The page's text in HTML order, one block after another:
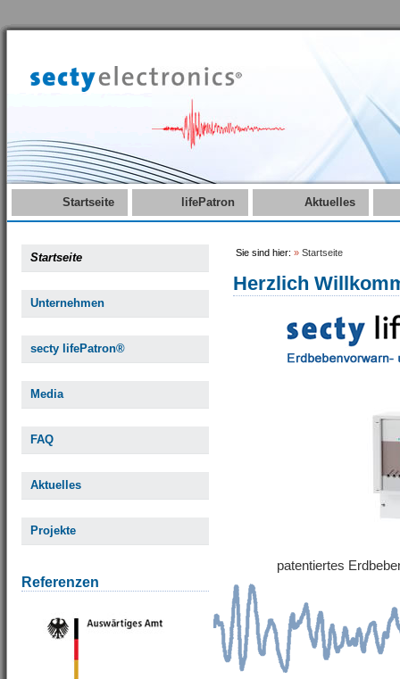
Startseite lifePatron Aktuelles
Startseite
Unternehmen
secty lifePatron®
Media
FAQ
Aktuelles
Projekte
Referenzen
Sie sind hier: » Startseite
Herzlich
patentiertes